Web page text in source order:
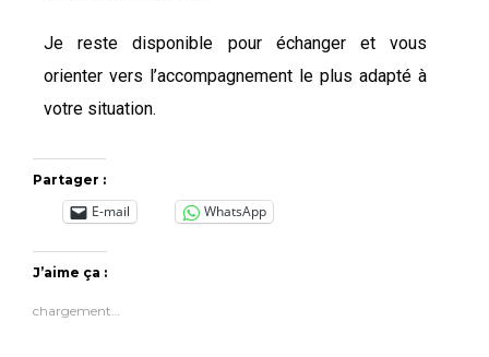
Je reste disponible pour échanger et vous
orienter vers l’accompagnement le plus adapté à
votre situation.
Partager :
E-mail WhatsApp
J’aime ça :
chargement…